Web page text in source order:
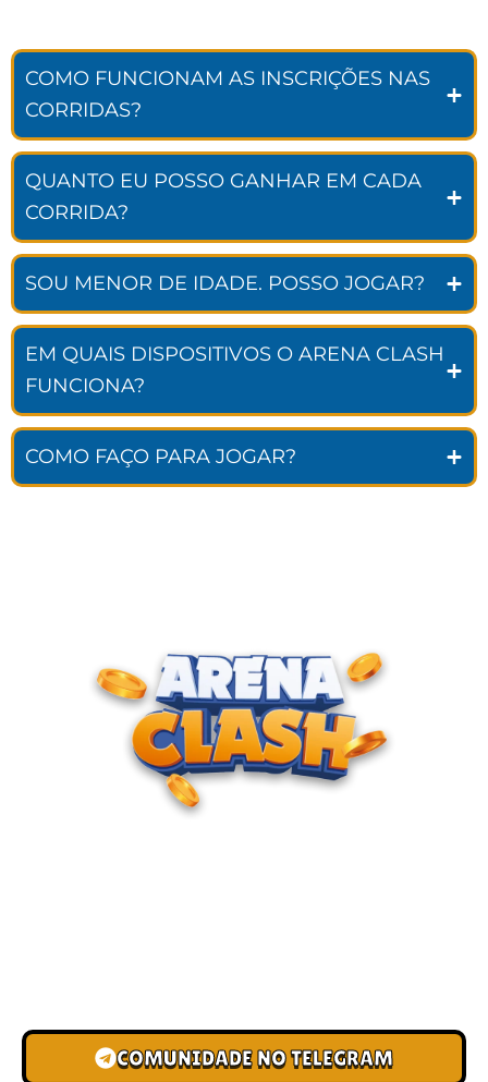
COMO FUNCIONAM AS INSCRIÇÕES NAS
CORRIDAS?
QUANTO EU POSSO GANHAR EM CADA
CORRIDA?
SOU MENOR DE IDADE. POSSO JOGAR?
EM QUAIS DISPOSITIVOS O ARENA CLASH
FUNCIONA?
COMO FAÇO PARA JOGAR?
COMUNIDADE NO TELEGRAM